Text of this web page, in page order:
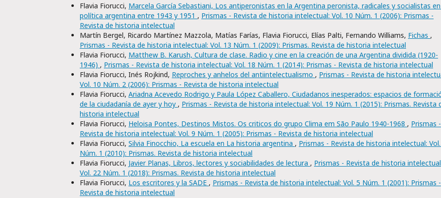
Flavia Fiorucci, Marcela García Sebastiani, Los antiperonistas en la Argentina peronista, radicales y socialistas
política argentina entre 1943 y 1951 , Prismas - Revista de historia intelectual: Vol. 10 Núm. 1 (2006): Prismas -
Revista de historia intelectual
Martín Bergel, Ricardo Martínez Mazzola, Matías Farías, Flavia Fiorucci, Elías Palti, Fernando Williams, Fichas ,
Prismas - Revista de historia intelectual: Vol. 13 Núm. 1 (2009): Prismas. Revista de historia intelectual
Flavia Fiorucci, Matthew B. Karush, Cultura de clase. Radio y cine en la creación de una Argentina dividida (1920-
1946) , Prismas - Revista de historia intelectual: Vol. 18 Núm. 1 (2014): Prismas - Revista de historia intelectual
Flavia Fiorucci, Inés Rojkind, Reproches y anhelos del antiintelectualismo , Prismas - Revista de historia
Vol. 10 Núm. 2 (2006): Prismas - Revista de historia intelectual
Flavia Fiorucci, Ariadna Acevedo Rodrigo y Paula López Caballero, Ciudadanos inesperados: espacios de
de la ciudadanía de ayer y hoy , Prismas - Revista de historia intelectual: Vol. 19 Núm. 1 (2015): Prismas. Revista
historia intelectual
Flavia Fiorucci, Heloisa Pontes, Destinos Mistos. Os criticos do grupo Clima em São Paulo 1940-1968 , Prismas -
Revista de historia intelectual: Vol. 9 Núm. 1 (2005): Prismas - Revista de historia intelectual
Flavia Fiorucci, Silvia Finocchio, La escuela en La historia argentina , Prismas - Revista de historia intelectual:
Núm. 1 (2010): Prismas. Revista de historia intelectual
Flavia Fiorucci, Javier Planas, Libros, lectores y sociabilidades de lectura , Prismas - Revista de historia
Vol. 22 Núm. 1 (2018): Prismas. Revista de historia intelectual
Flavia Fiorucci, Los escritores y la SADE , Prismas - Revista de historia intelectual: Vol. 5 Núm. 1 (2001): Prismas -
Revista de historia intelectual